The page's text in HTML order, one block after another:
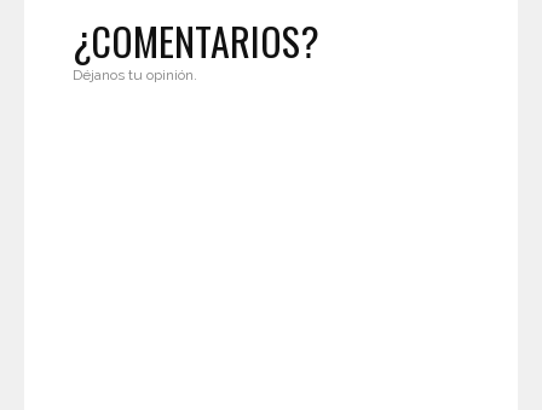
¿COMENTARIOS?
Déjanos tu opinión.